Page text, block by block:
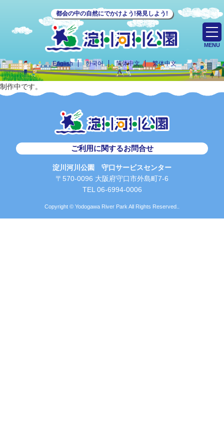
都会の中の自然にでかけよう!発見しよう!
English 한국어 简体中文 繁体中文
MENU
制作中です。
ご利用に関するお問合せ
淀川河川公園 守口サービスセンター
〒570-0096 大阪府守口市外島町7-6
TEL 06-6994-0006
Copyright © Yodogawa River Park All Rights Reserved..